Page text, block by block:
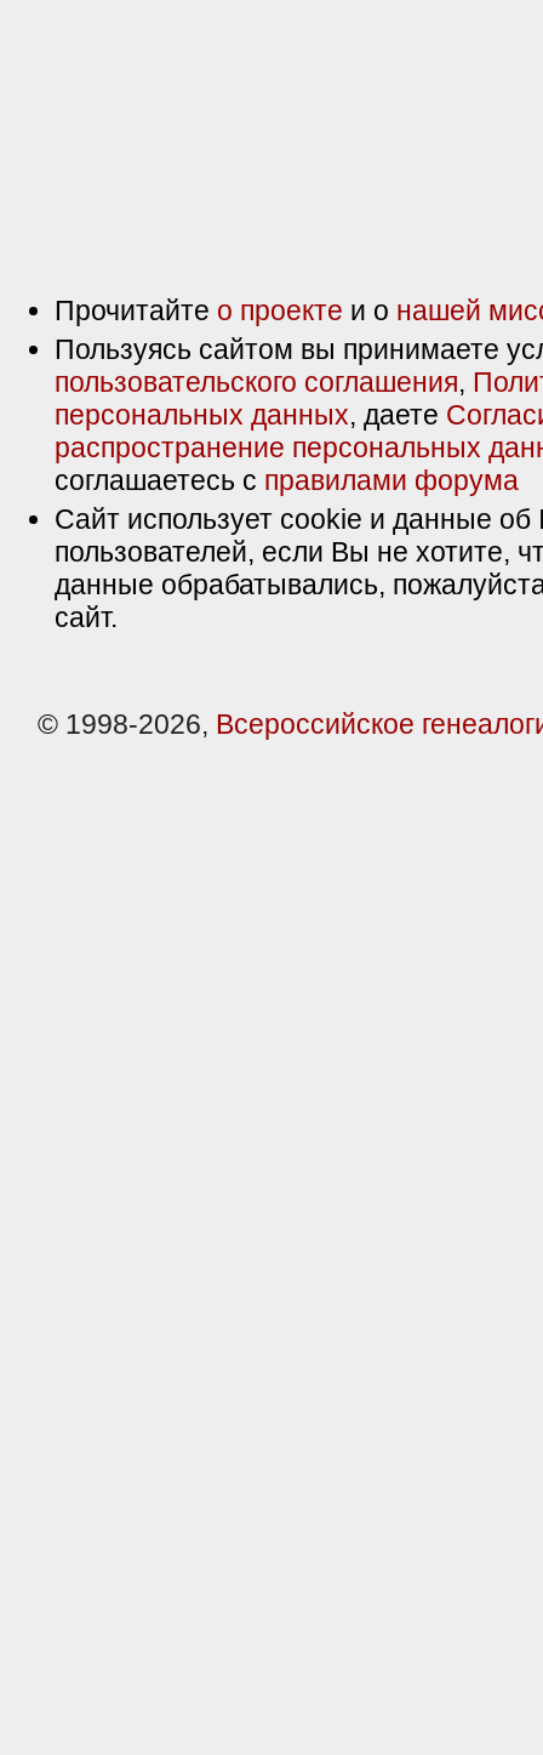
Прочитайте о проекте и о нашей
Пользуясь сайтом вы принимаете
пользовательского соглашения,
персональных данных, даете
распространение персональных
соглашаетесь с правилами форума
Сайт использует cookie и данные об
пользователей, если Вы не хотите,
данные обрабатывались,
сайт.
© 1998-2026, Всероссийское